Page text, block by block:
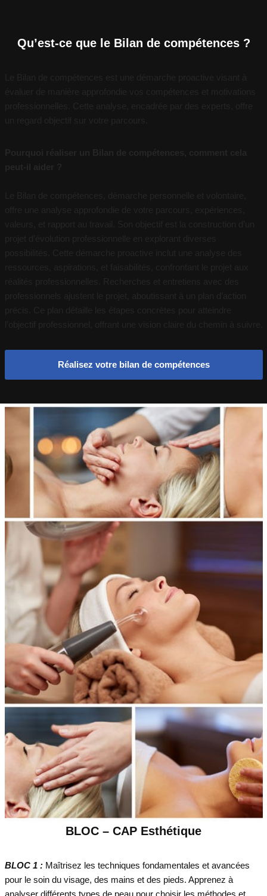
Qu’est-ce que le Bilan de compétences ?
Réalisez votre bilan de compétences
BLOC – CAP Esthétique
BLOC 1 :Maîtrisez les techniques fondamentales et avancées
pour le soin du visage, des mains et des pieds. Apprenez à
analyser différents types de peau pour choisir les méthodes et